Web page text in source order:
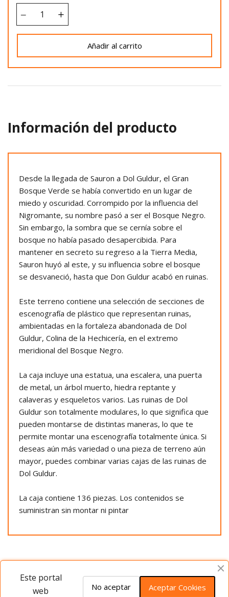
Añadir al carrito
Información del producto
Desde la llegada de Sauron a Dol Guldur, el Gran
Bosque Verde se había convertido en un lugar de
miedo y oscuridad. Corrompido por la influencia del
Nigromante, su nombre pasó a ser el Bosque Negro.
Sin embargo, la sombra que se cernía sobre el
bosque no había pasado desapercibida. Para
mantener en secreto su regreso a la Tierra Media,
Sauron huyó al este, y su influencia sobre el bosque
se desvaneció, hasta que Don Guldur acabó en ruinas.
Este terreno contiene una selección de secciones de
escenografía de plástico que representan ruinas,
ambientadas en la fortaleza abandonada de Dol
Guldur, Colina de la Hechicería, en el extremo
meridional del Bosque Negro.
La caja incluye una estatua, una escalera, una puerta
de metal, un árbol muerto, hiedra reptante y
calaveras y esqueletos varios. Las ruinas de Dol
Guldur son totalmente modulares, lo que significa que
pueden montarse de distintas maneras, lo que te
permite montar una escenografía totalmente única. Si
deseas aún más variedad o una pieza de terreno aún
mayor, puedes combinar varias cajas de las ruinas de
Dol Guldur.
La caja contiene 136 piezas. Los contenidos se
suministran sin montar ni pintar
Opiniones del producto
Este portal
web
Aceptar Cookies
No aceptar